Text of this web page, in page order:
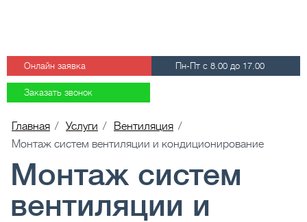
Онлайн заявка Пн-Пт с 8.00 до 17.00
Заказать звонок
Главная / Услуги / Вентиляция /
Монтаж систем вентиляции и кондиционирование
Монтаж систем
вентиляции и